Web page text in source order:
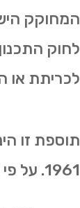
לחוק
לכריתת או
תוספת זו
1961. על פי האמנה נקבע שקק"ל יהיו אחראים על כל נושא כריתת והעתקת עצים בישראל.